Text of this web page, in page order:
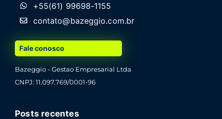
+55(61) 99698-1155
contato@bazeggio.com.br
Fale conosco
Bazeggio - Gestao Empresarial Ltda
CNPJ: 11.097.769/0001-96
Posts recentes